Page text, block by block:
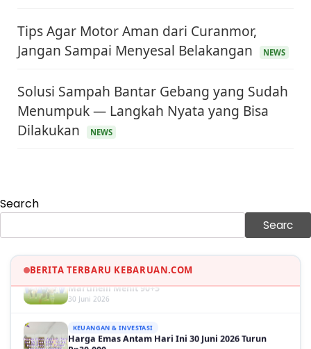
Tips Agar Motor Aman dari Curanmor,
Jangan Sampai Menyesal Belakangan
NEWS
Solusi Sampah Bantar Gebang yang Sudah
Menumpuk — Langkah Nyata yang Bisa
Dilakukan
NEWS
Search
Searc
BERITA TERBARU KEBARUAN.COM
KEUANGAN & INVESTASI
Harga Minyak Dunia Hari Ini Naik, WTI dan Brent
30 Juni 2026
Martinelli Menit 90+5
30 Juni 2026
KEUANGAN & INVESTASI
Rp30.000
30 Juni 2026